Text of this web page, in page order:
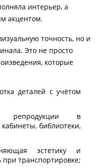
интерьер, а
акцентом.
точность, но и
Это не просто
которые
деталей с учётом
репродукции в
библиотеки,
эстетику и
транспортировке;